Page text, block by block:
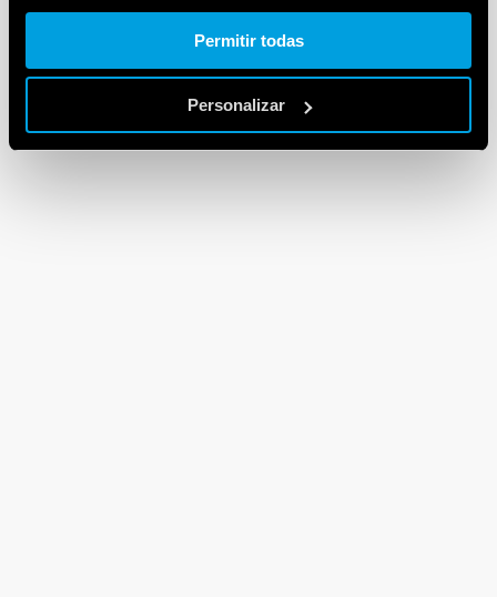
Cookie policy.
Permitir todas
Personalizar